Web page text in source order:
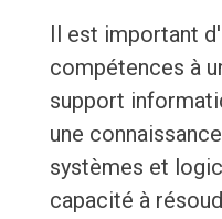
Il est important
compétences à
support
une
systèmes et
capacité à